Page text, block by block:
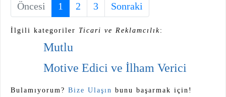
Öncesi 1 (current)
2 3 Sonraki
İlgili kategoriler Ticari ve Reklamcılık:
Mutlu
Motive Edici ve İlham Verici
Bulamıyorum? Bize Ulaşın bunu başarmak için!